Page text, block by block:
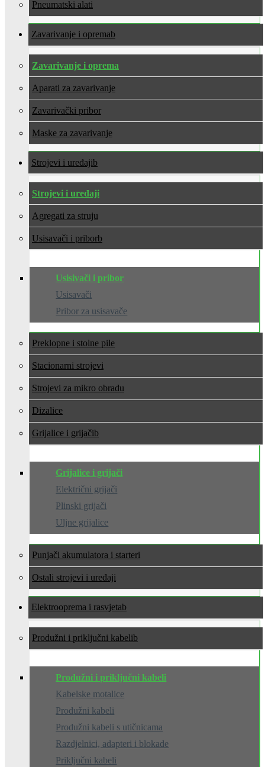
Pneumatski alati
Zavarivanje i oprema
Zavarivanje i oprema
Aparati za zavarivanje
Zavarivački pribor
Maske za zavarivanje
Strojevi i uređaji
Strojevi i uređaji
Agregati za struju
Usisavači i pribor
Usisivači i pribor
Usisavači
Pribor za usisavače
Preklopne i stolne pile
Stacionarni strojevi
Strojevi za mikro obradu
Dizalice
Grijalice i grijači
Grijalice i grijači
Električni grijači
Plinski grijači
Uljne grijalice
Punjači akumulatora i starteri
Ostali strojevi i uređaji
Elektrooprema i rasvjeta
Produžni i priključni kabeli
Produžni i priključni kabeli
Kabelske motalice
Produžni kabeli
Produžni kabeli s utičnicama
Razdjelnici, adapteri i blokade
Priključni kabeli